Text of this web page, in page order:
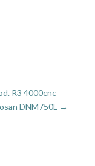
R3 4000cnc
DNM750L →